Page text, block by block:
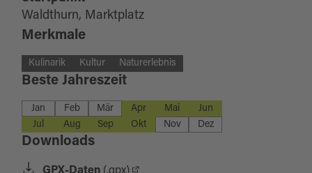
Waldthurn, Marktplatz
Merkmale
Kulinarik Kultur Naturerlebnis
Beste Jahreszeit
Jan Feb Mär Apr Mai
Jun
Jul
Aug Sep Okt Nov Dez
Downloads